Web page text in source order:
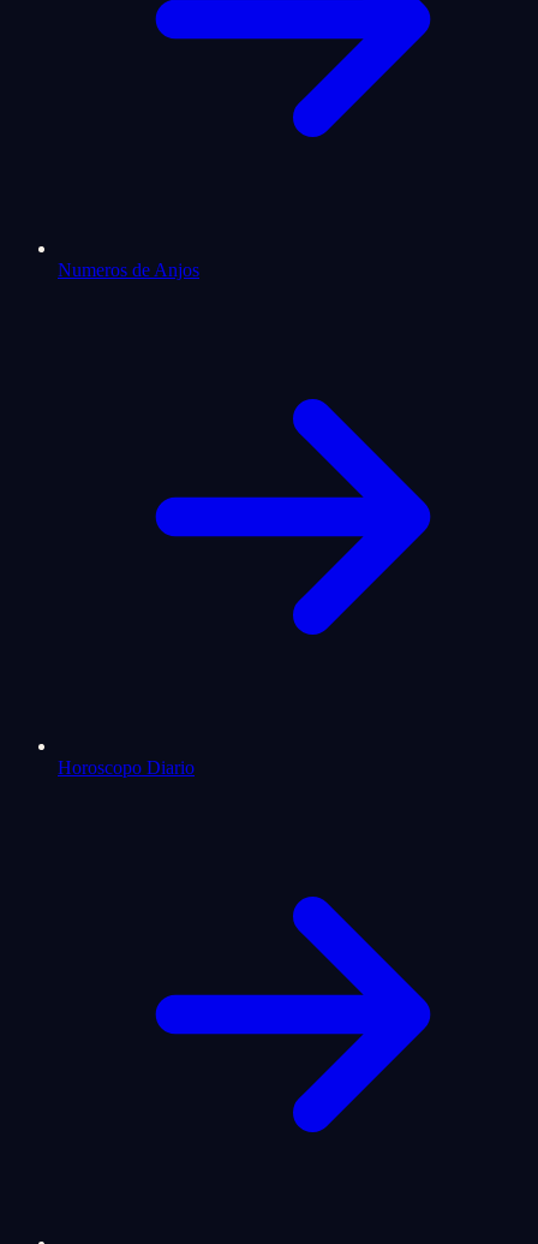
Numeros de Anjos
Horoscopo Diario